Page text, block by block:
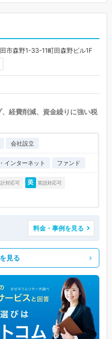
市森野1-33-11町田森野ビル1F
経費削減、資金繰りに強い税
会社設立
インターネット ファンド
対応可 英語対応可
料金・事例を見る
見る